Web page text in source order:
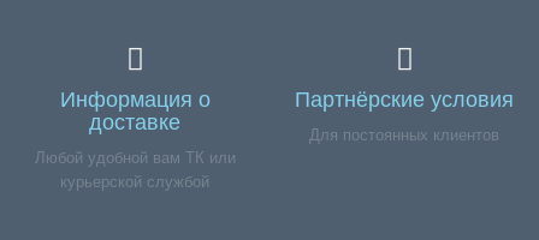
Информация о
доставке
Любой удобной вам ТК или
курьерской службой
Партнёрские условия
Для постоянных клиентов